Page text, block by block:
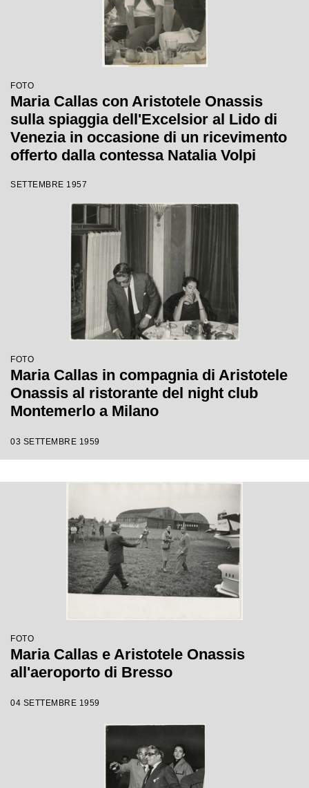
FOTO
Maria Callas con Aristotele Onassis
sulla spiaggia dell'Excelsior al Lido di
Venezia in occasione di un ricevimento
offerto dalla contessa Natalia Volpi
SETTEMBRE 1957
FOTO
Maria Callas in compagnia di Aristotele
Onassis al ristorante del night club
Montemerlo a Milano
03 SETTEMBRE 1959
FOTO
Maria Callas e Aristotele Onassis
all'aeroporto di Bresso
04 SETTEMBRE 1959